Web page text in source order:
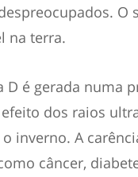
O
na terra.
D é gerada numa
dos raios
inverno. A
câncer,